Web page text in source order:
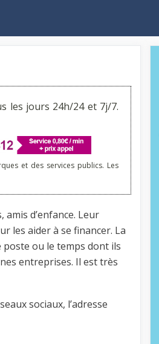
les jours 24h/24 et 7j/7.
et des services publics. Les
d’enfance. Leur
les aider à se financer. La
ou le temps dont ils
entreprises. Il est très
sociaux, l’adresse